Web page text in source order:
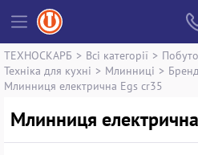
ТЕХНОСКАРБ > Всі категорії >
Техніка для кухні > Млинниці >
Млинниця електрична Egs cr35
Млинниця